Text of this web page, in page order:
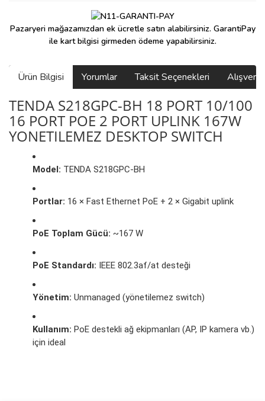
Pazaryeri mağazamızdan ek ücretle satın alabilirsiniz. GarantiPay
ile kart bilgisi girmeden ödeme yapabilirsiniz.
Ürün Bilgisi Yorumlar Taksit Seçenekleri
TENDA S218GPC-BH 18 PORT 10/100
16 PORT POE 2 PORT UPLINK 167W
YONETILEMEZ DESKTOP SWITCH
Model: TENDA S218GPC-BH
Portlar: 16 × Fast Ethernet PoE + 2 × Gigabit uplink
PoE Toplam Gücü: ~167 W
PoE Standardı: IEEE 802.3af/at desteği
Yönetim: Unmanaged (yönetilemez switch)
Kullanım: PoE destekli ağ ekipmanları (AP, IP kamera vb.)
için ideal